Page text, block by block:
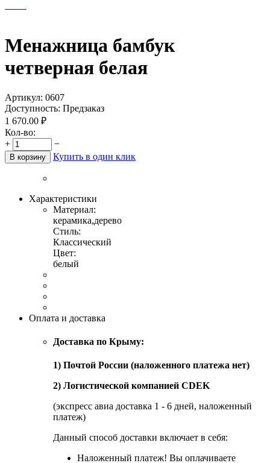
Менажница бамбук
четверная белая
Артикул: 0607
Доступность: Предзаказ
1 670.00 ₽
Кол-во:
+
−
В корзину Купить в один клик
Характеристики
Материал:
керамика,дерево
Стиль:
Классический
Цвет:
белый
Оплата и доставка
Доставка по Крыму:
1) Почтой России (наложенного платежа нет)
2) Логистической компанией CDEK
(экспресс авиа доставка 1 - 6 дней, наложенный
платеж)
Данный способ доставки включает в себя:
Наложенный платеж! Вы оплачиваете